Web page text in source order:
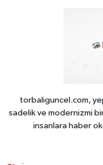
torbaliguncel.com,
sadelik ve modernizmi
insanlara haber